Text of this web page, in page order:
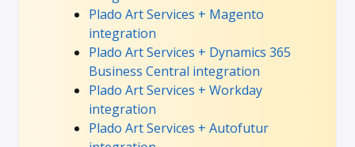
Plado Art Services + Magento
integration
Plado Art Services + Dynamics 365
Business Central integration
Plado Art Services + Workday
integration
Plado Art Services + Autofutur